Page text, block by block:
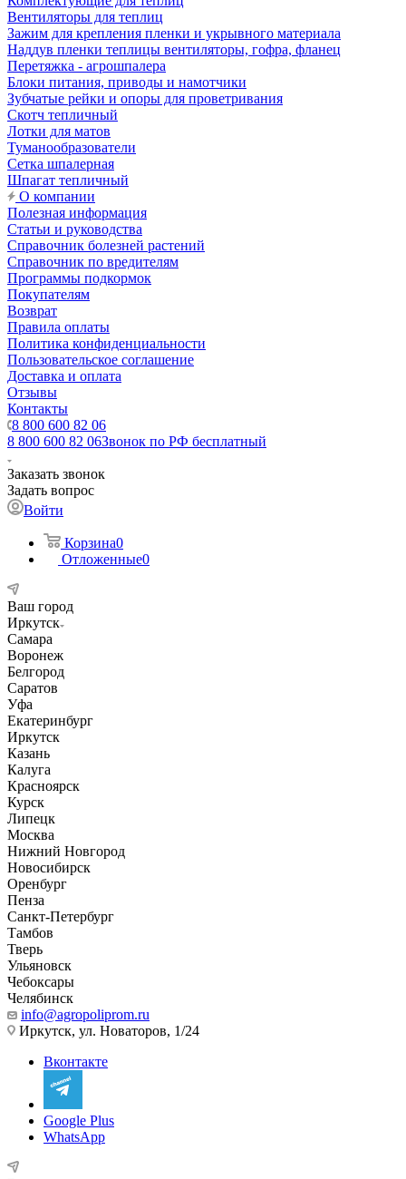
Вентиляторы для теплиц
Зажим для крепления пленки и укрывного материала
Наддув пленки теплицы вентиляторы, гофра, фланец
Перетяжка - агрошпалера
Блоки питания, приводы и намотчики
Зубчатые рейки и опоры для проветривания
Скотч тепличный
Лотки для матов
Туманообразователи
Сетка шпалерная
Шпагат тепличный
О компании
Полезная информация
Статьи и руководства
Справочник болезней растений
Справочник по вредителям
Программы подкормок
Покупателям
Возврат
Правила оплаты
Политика конфиденциальности
Пользовательское соглашение
Доставка и оплата
Отзывы
Контакты
8 800 600 82 06
8 800 600 82 06Звонок по РФ бесплатный
Заказать звонок
Задать вопрос
Войти
Корзина0
Отложенные0
Ваш город
Иркутск
Самара
Воронеж
Белгород
Саратов
Уфа
Екатеринбург
Иркутск
Казань
Калуга
Красноярск
Курск
Липецк
Москва
Нижний Новгород
Новосибирск
Оренбург
Пенза
Санкт-Петербург
Тамбов
Тверь
Ульяновск
Чебоксары
Челябинск
info@agropoliprom.ru
Иркутск, ул. Новаторов, 1/24
Вконтакте
Google Plus
WhatsApp